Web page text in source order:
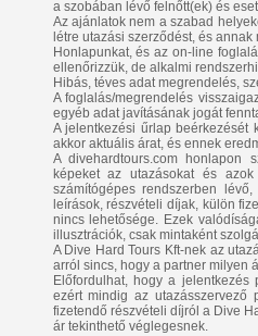
a szobában lévő felnőtt(ek) és
Az ajánlatok nem a szabad
létre utazási szerződést, és
Honlapunkat, és az on-line
ellenőrizzük, de alkalmi
Hibás, téves adat megrendelés,
A foglalás/megrendelés
egyéb adat javításának jogát
A jelentkezési űrlap
akkor aktuális árat, és ennek
A divehardtours.com honlapon
képeket az utazásokat és
számítógépes rendszerben
leírások, részvételi díjak, külön
nincs lehetősége. Ezek
illusztrációk, csak mintaként
A Dive Hard Tours Kft-nek az
arról sincs, hogy a partner milyen
Előfordulhat, hogy a
ezért mindig az utazásszervező
fizetendő részvételi díjról a Dive
ár tekinthető véglegesnek.